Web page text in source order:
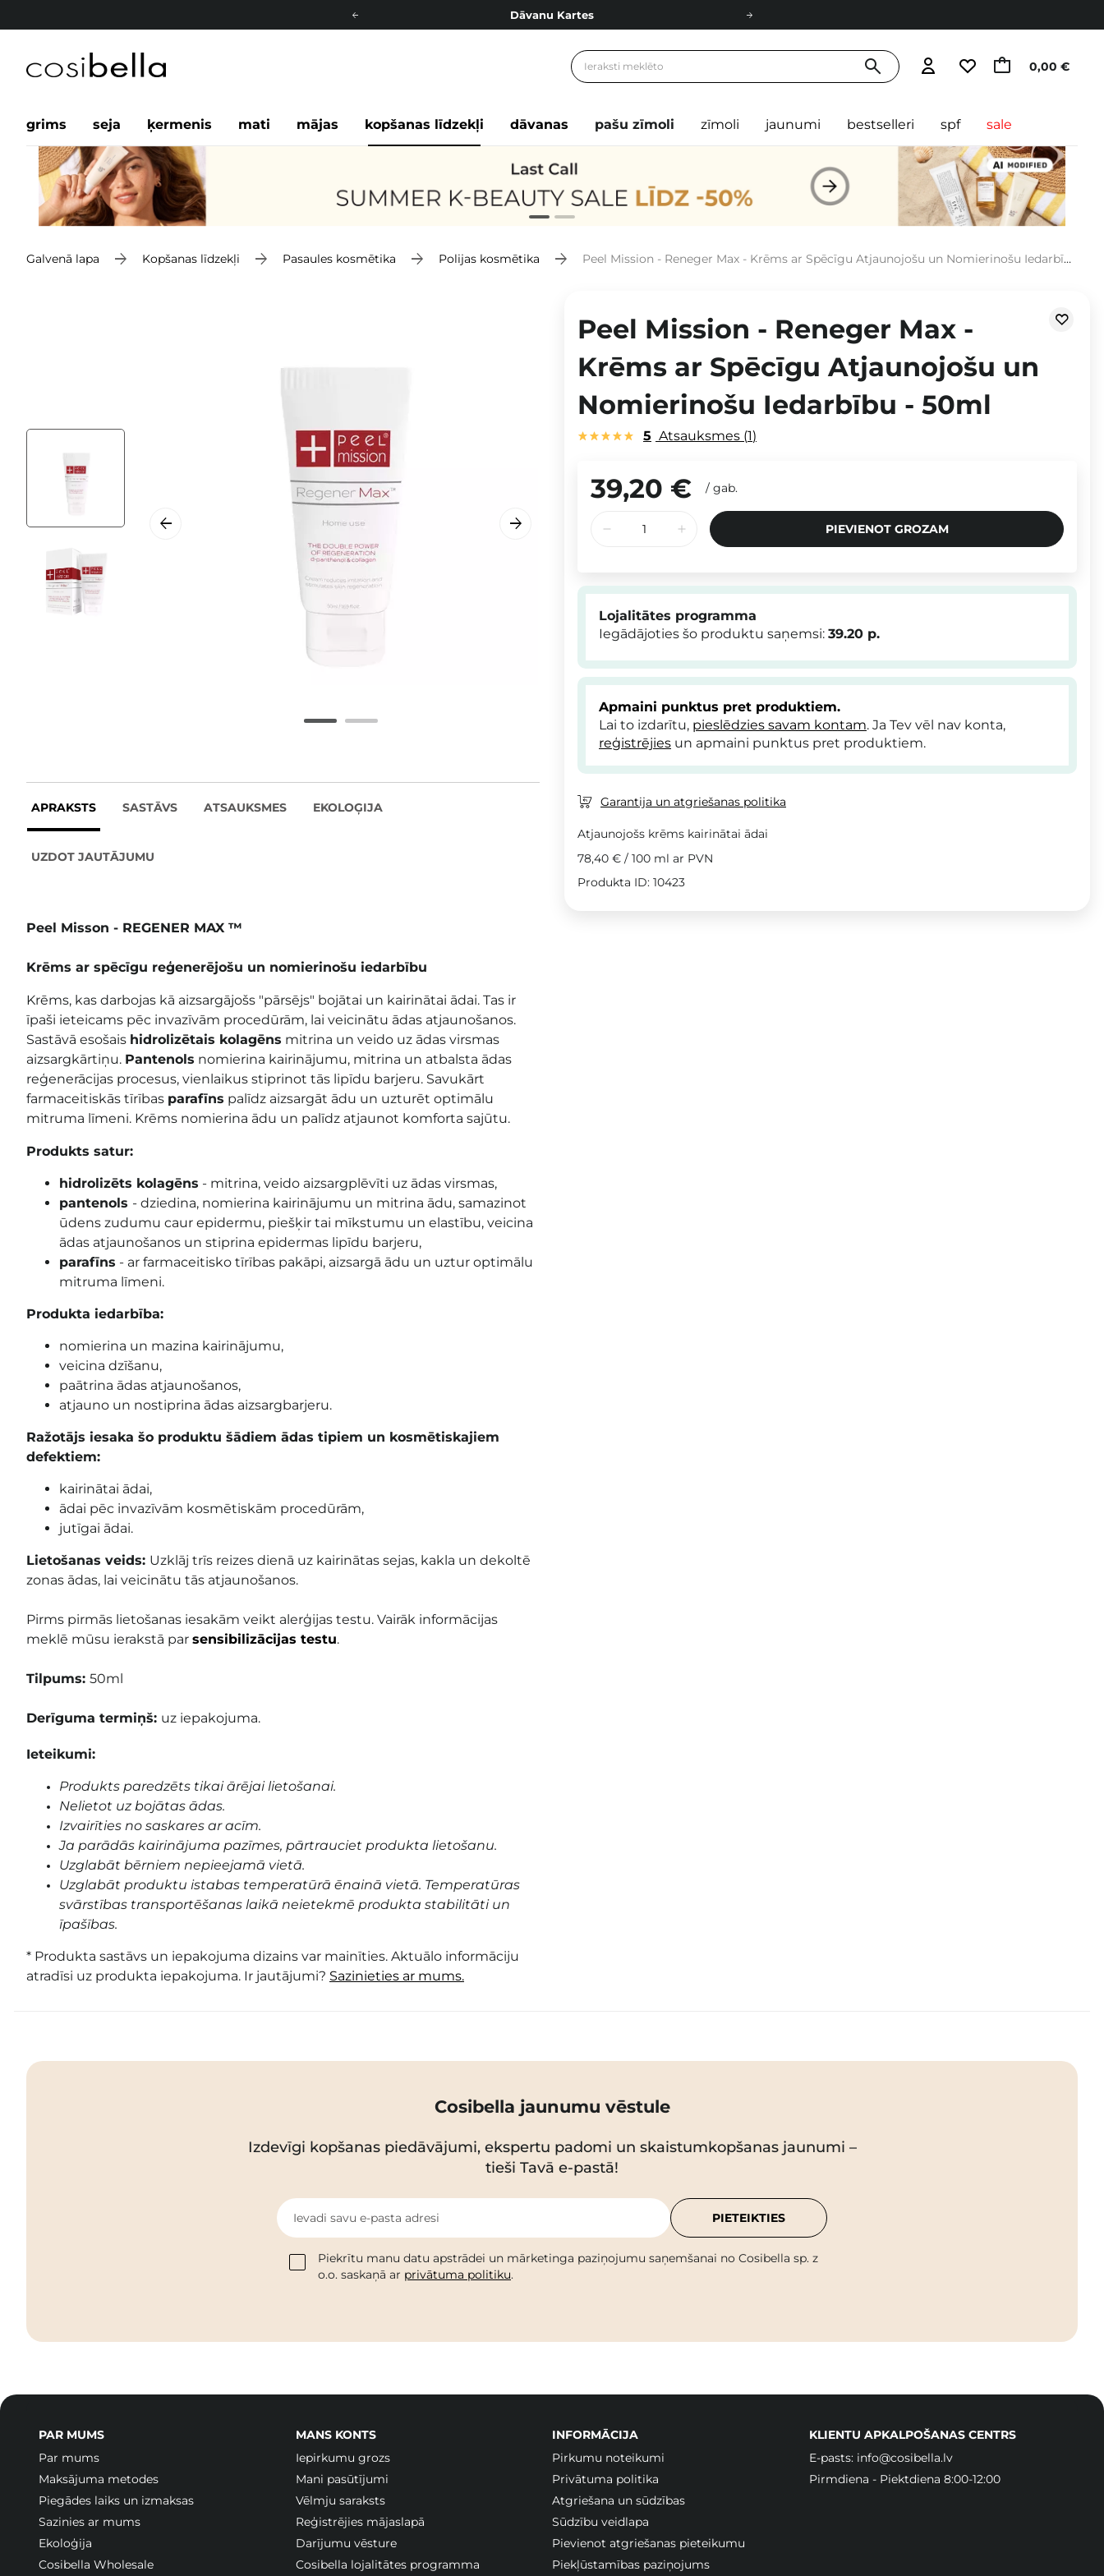
Dāvanu Kartes
Bezmaskas piegāde no 49,00 € 0,00 €
grims seja ķermenis mati mājas kopšanas līdzekļi dāvanas pašu zīmoli zīmoli jaunumi bestselleri spf sale
Galvenā lapa Kopšanas līdzekļi Pasaules kosmētika Polijas kosmētika Peel Mission - Reneger Max - Krēms ar Spēcīgu Atjaunojošu un Nomierinošu Iedarbību - 50ml
APRAKSTS SASTĀVS ATSAUKSMES EKOLOĢIJA
UZDOT JAUTĀJUMU
Peel Misson - REGENER MAX ™
Krēms ar spēcīgu reģenerējošu un nomierinošu iedarbību
Krēms, kas darbojas kā aizsargājošs "pārsējs" bojātai un kairinātai ādai. Tas ir
īpaši ieteicams pēc invazīvām procedūrām, lai veicinātu ādas atjaunošanos.
Sastāvā esošais hidrolizētais kolagēns mitrina un veido uz ādas virsmas
aizsargkārtiņu. Pantenols nomierina kairinājumu, mitrina un atbalsta ādas
reģenerācijas procesus, vienlaikus stiprinot tās lipīdu barjeru. Savukārt
farmaceitiskās tīrības parafīns palīdz aizsargāt ādu un uzturēt optimālu
mitruma līmeni. Krēms nomierina ādu un palīdz atjaunot komforta sajūtu.
Produkts satur:
hidrolizēts kolagēns - mitrina, veido aizsargplēvīti uz ādas virsmas,
pantenols - dziedina, nomierina kairinājumu un mitrina ādu, samazinot
ūdens zudumu caur epidermu, piešķir tai mīkstumu un elastību, veicina
ādas atjaunošanos un stiprina epidermas lipīdu barjeru,
parafīns - ar farmaceitisko tīrības pakāpi, aizsargā ādu un uztur optimālu
mitruma līmeni.
Produkta iedarbība:
nomierina un mazina kairinājumu,
veicina dzīšanu,
paātrina ādas atjaunošanos,
atjauno un nostiprina ādas aizsargbarjeru.
Ražotājs iesaka šo produktu šādiem ādas tipiem un kosmētiskajiem
defektiem:
kairinātai ādai,
ādai pēc invazīvām kosmētiskām procedūrām,
jutīgai ādai.
Lietošanas veids: Uzklāj trīs reizes dienā uz kairinātas sejas, kakla un dekoltē
zonas ādas, lai veicinātu tās atjaunošanos.
Pirms pirmās lietošanas iesakām veikt alerģijas testu. Vairāk informācijas
meklē mūsu ierakstā par sensibilizācijas testu.
Tilpums: 50ml
Derīguma termiņš: uz iepakojuma.
Ieteikumi:
Produkts paredzēts tikai ārējai lietošanai.
Nelietot uz bojātas ādas.
Izvairīties no saskares ar acīm.
Ja parādās kairinājuma pazīmes, pārtrauciet produkta lietošanu.
Uzglabāt bērniem nepieejamā vietā.
Uzglabāt produktu istabas temperatūrā ēnainā vietā. Temperatūras
svārstības transportēšanas laikā neietekmē produkta stabilitāti un
īpašības.
* Produkta sastāvs un iepakojuma dizains var mainīties. Aktuālo informāciju
atradīsi uz produkta iepakojuma. Ir jautājumi? Sazinieties ar mums.
Peel Mission - Reneger Max -
Krēms ar Spēcīgu Atjaunojošu un
Nomierinošu Iedarbību - 50ml
5 Atsauksmes 1
39,20 € / gab.
PIEVIENOT GROZAM
Lojalitātes programma
Iegādājoties šo produktu saņemsi: 39.20 p.
Apmaini punktus pret produktiem.
Lai to izdarītu, pieslēdzies savam kontam. Ja Tev vēl nav konta,
reģistrējies un apmaini punktus pret produktiem.
Garantija un atgriešanas politika
Atjaunojošs krēms kairinātai ādai
78,40 € / 100 ml ar PVN
Produkta ID: 10423
Cosibella jaunumu vēstule
Izdevīgi kopšanas piedāvājumi, ekspertu padomi un skaistumkopšanas jaunumi –
tieši Tavā e-pastā!
Ievadi savu e-pasta adresi
Piekrītu manu datu apstrādei un mārketinga paziņojumu saņemšanai no Cosibella sp. z
o.o. saskaņā ar privātuma politiku.
PIETEIKTIES
PAR MUMS
Par mums
Maksājuma metodes
Piegādes laiks un izmaksas
Sazinies ar mums
Ekoloģija
Cosibella Wholesale
MANS KONTS
Iepirkumu grozs
Mani pasūtījumi
Vēlmju saraksts
Reģistrējies mājaslapā
Darījumu vēsture
Cosibella lojalitātes programma
INFORMĀCIJA
Pirkumu noteikumi
Privātuma politika
Atgriešana un sūdzības
Sūdzību veidlapa
Pievienot atgriešanas pieteikumu
Piekļūstamības paziņojums
KLIENTU APKALPOŠANAS CENTRS
E-pasts: info@cosibella.lv
Pirmdiena - Piektdiena 8:00-12:00